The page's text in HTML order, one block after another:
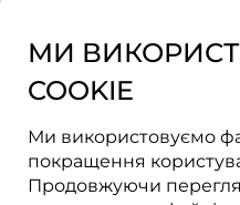
STYLE VISION
LENS VISION
МИ
COOKIE
Ми використовуємо
покращення
Продовжуючи